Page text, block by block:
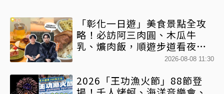
「彰化一日遊」美食景點全攻
略！必訪阿三肉圓、木瓜牛
乳、爌肉飯，順遊步道看夜景
2026-08-08 11:30
2026「王功漁火節」88節登